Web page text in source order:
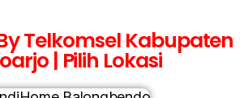
Telkomsel Kabupaten
| Pilih Lokasi